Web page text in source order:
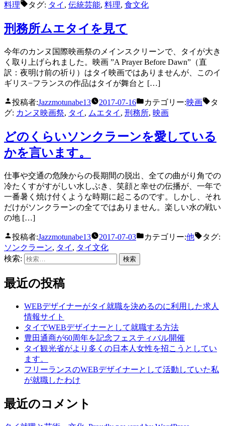
料理
タグ: タイ , 伝統芸能, 料理, 食文化
刑務所ムエタイを見て
今年のカンヌ国際映画祭のメインスクリーンで、タイが大き
く取り上げられました。映画 ”A Prayer Before Dawn”（直
訳：夜明け前の祈り）はタイ映画ではありませんが、このイ
ギリス−フランスの作品はタイが舞台と […]
投稿者:Jazzmotunabe13 2017-07-16 カテゴリー:映画
タ
グ: カンヌ映画祭, タイ , ムエタイ , 刑務所, 映画
どのくらいソンクラーンを愛している
かを言います。
仕事や交通の危険からの長期間の脱出、全ての曲がり角での
冷たくすがすがしい水しぶき、笑顔と幸せの伝播が、一年で
一番暑く焼け付くような時期に起こるのです。しかし、それ
だけがソンクラーンの全てではありません。楽しい水の戦い
の地 […]
投稿者:Jazzmotunabe13 2017-07-03 カテゴリー:他
タグ:
ソンクラーン, タイ , タイ文化
検索:
最近の投稿
WEBデザイナーがタイ就職を決めるのに利用した求人
情報サイト
タイでWEBデザイナーとして就職する方法
豊田通商が60周年を記念フェスティバル開催
タイ観光省がより多くの日本人女性を招こうとしてい
ます。
フリーランスのWEBデザイナーとして活動していた私
が就職したわけ
最近のコメント